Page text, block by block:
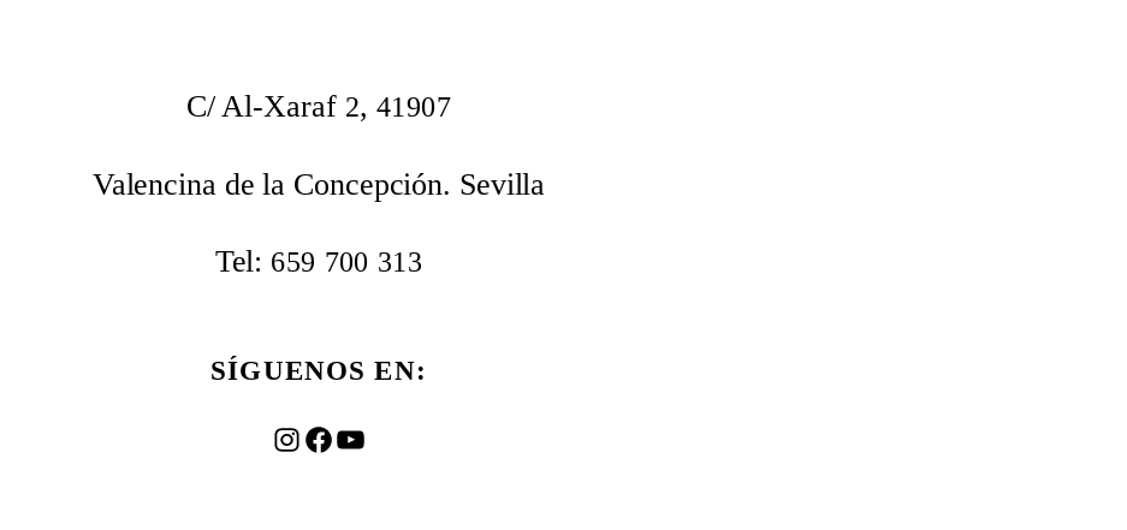
C/ Al-Xaraf 2, 41907
Valencina de la Concepción. Sevilla
Tel: 659 700 313
SÍGUENOS EN:
Instagram
Facebook
YouTube